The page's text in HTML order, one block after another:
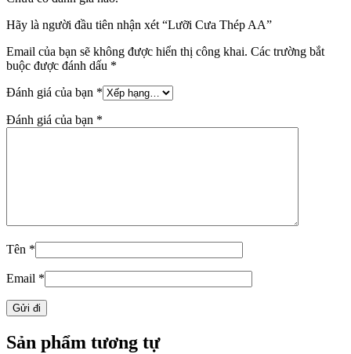
Hãy là người đầu tiên nhận xét “Lưỡi Cưa Thép AA”
Email của bạn sẽ không được hiển thị công khai. Các trường bắt
buộc được đánh dấu *
Đánh giá của bạn *
Đánh giá của bạn *
Tên *
Email *
Sản phẩm tương tự